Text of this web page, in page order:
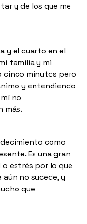
y de los que me
y el cuarto en el
familia y mi
cinco minutos pero
y entendiendo
no
más.
como
Es una gran
estrés por lo que
no sucede, y
que